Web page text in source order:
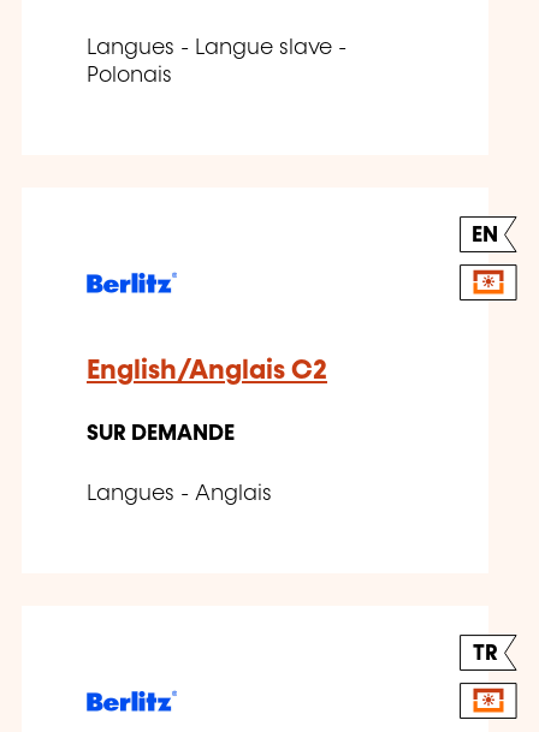
Langues - Langue slave -
Polonais
EN
English/Anglais C2
SUR DEMANDE
Langues - Anglais
TR